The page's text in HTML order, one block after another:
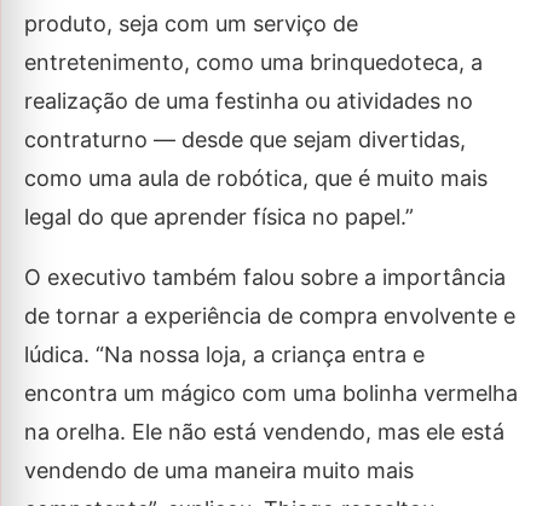
produto, seja com um serviço de
entretenimento, como uma brinquedoteca, a
realização de uma festinha ou atividades no
contraturno — desde que sejam divertidas,
como uma aula de robótica, que é muito mais
legal do que aprender física no papel.”
O executivo também falou sobre a importância
de tornar a experiência de compra envolvente e
lúdica. “Na nossa loja, a criança entra e
encontra um mágico com uma bolinha vermelha
na orelha. Ele não está vendendo, mas ele está
vendendo de uma maneira muito mais